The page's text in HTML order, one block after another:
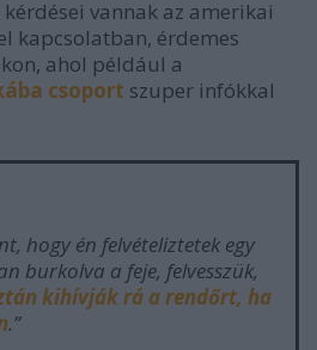
vannak az amerikai
kapcsolatban, érdemes
ahol például a
csoport szuper infókkal
hogy én felvételiztetek egy
burkolva a feje, felvesszük,
kihívják rá a rendőrt, ha
.”